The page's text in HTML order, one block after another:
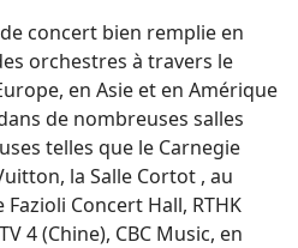
concert bien remplie en
orchestres à travers le
en Asie et en Amérique
de nombreuses salles
telles que le Carnegie
la Salle Cortot , au
Concert Hall, RTHK
4 (Chine), CBC Music, en